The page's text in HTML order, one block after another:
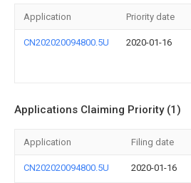
Application Priority date
CN202020094800.5U 2020-01-16
Applications Claiming Priority (1)
Application Filing date
CN202020094800.5U 2020-01-16